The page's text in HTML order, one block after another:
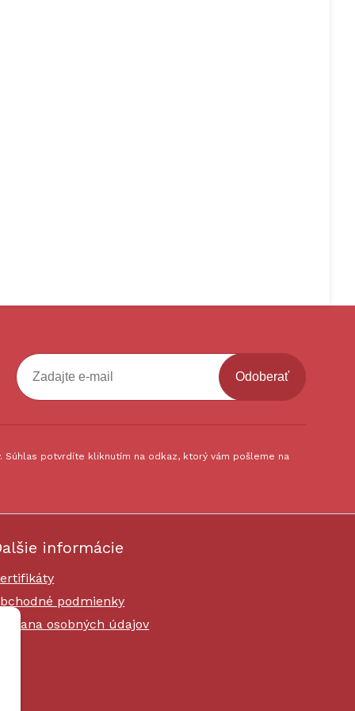
Odoberať
potvrdíte kliknutím na odkaz, ktorý vám pošleme na
informácie
podmienky
osobných údajov